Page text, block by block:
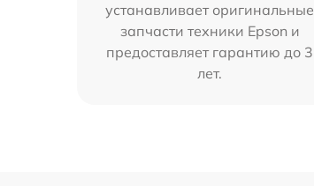
устанавливает оригинальные
запчасти техники Epson и
предоставляет гарантию до 3
лет.